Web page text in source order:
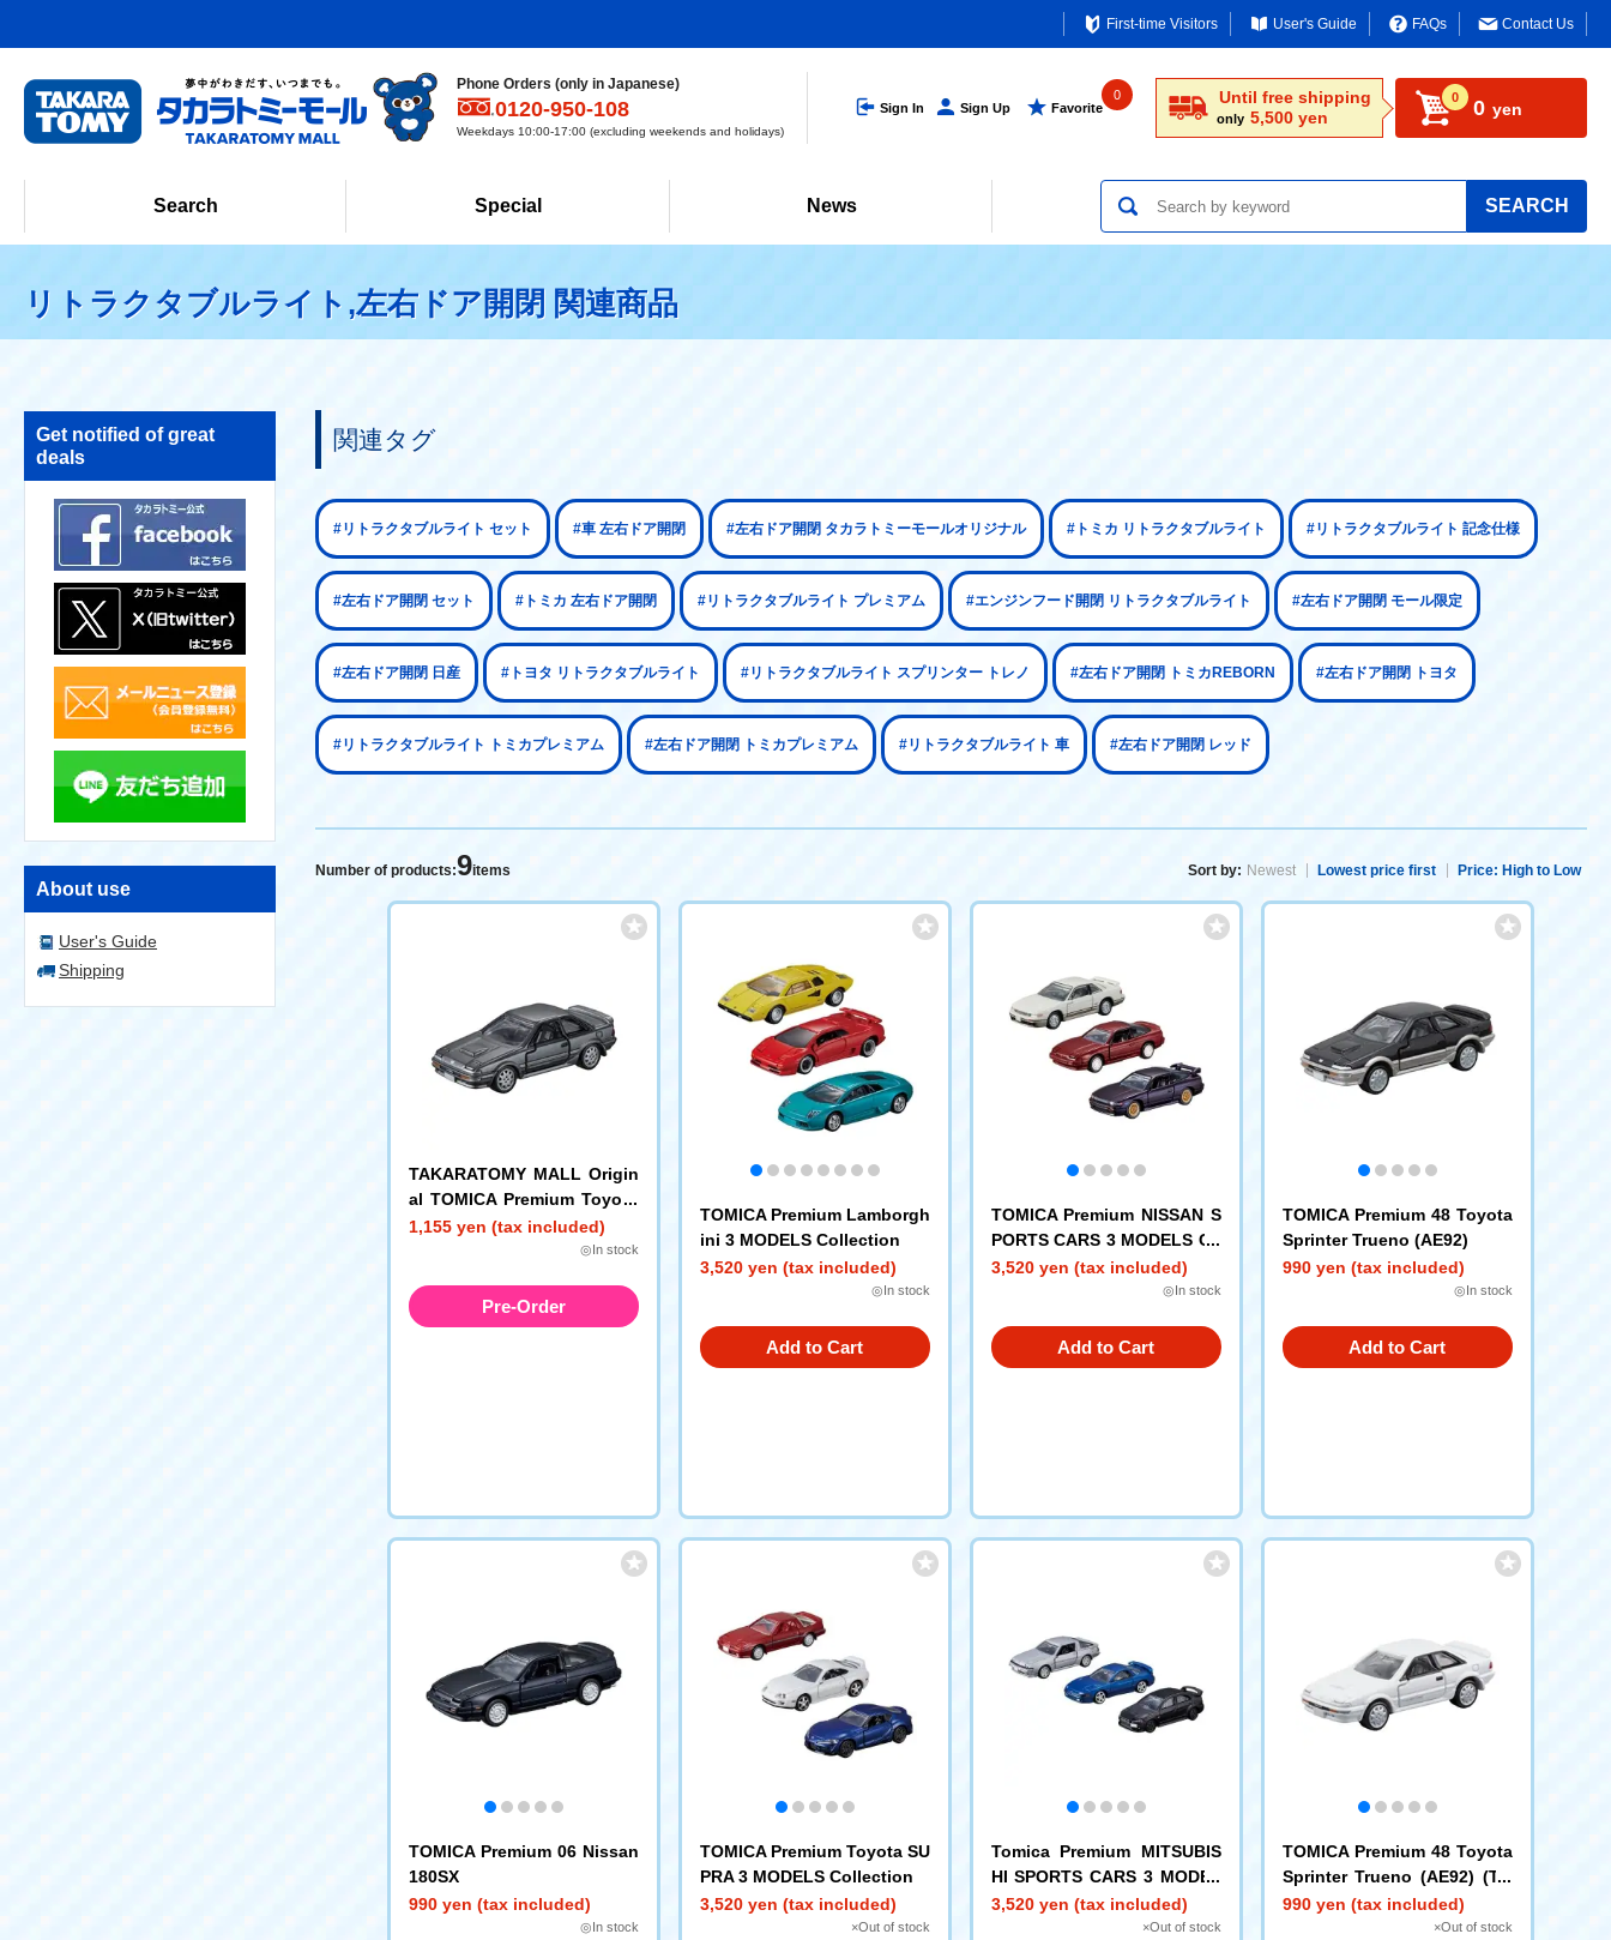
First-time Visitors User's Guide FAQs Contact Us
Phone Orders (only in Japanese)
0120-950-108
Weekdays 10:00-17:00 (excluding weekends and holidays)
Sign In Sign Up Favorite
0 Until free shipping
only 5,500 yen
0 0 yen
Search Special News SEARCH
リトラクタブルライト,左右ドア開閉 関連商品
Get notified of great
deals
About use
User's Guide
Shipping
関連タグ
#リトラクタブルライト セット #車 左右ドア開閉 #左右ドア開閉 タカラトミーモールオリジナル #トミカ リトラクタブルライト #リトラクタブルライト 記念仕様
#左右ドア開閉 セット #トミカ 左右ドア開閉 #リトラクタブルライト プレミアム #エンジンフード開閉 リトラクタブルライト #左右ドア開閉 モール限定
#左右ドア開閉 日産 #トヨタ リトラクタブルライト #リトラクタブルライト スプリンター トレノ #左右ドア開閉 トミカREBORN #左右ドア開閉 トヨタ
#リトラクタブルライト トミカプレミアム #左右ドア開閉 トミカプレミアム #リトラクタブルライト 車 #左右ドア開閉 レッド
Number of products:9items Sort by: Newest Lowest price first Price: High to Low
TAKARATOMY MALL Origin
al TOMICA Premium Toyota
Sprinter Trueno (AE92)
1,155 yen (tax included)
◎In stock
Pre-Order
TOMICA Premium Lamborgh
ini 3 MODELS Collection
3,520 yen (tax included)
◎In stock
Add to Cart
TOMICA Premium NISSAN S
PORTS CARS 3 MODELS Co
llection
3,520 yen (tax included)
◎In stock
Add to Cart
TOMICA Premium 48 Toyota
Sprinter Trueno (AE92)
990 yen (tax included)
◎In stock
Add to Cart
TOMICA Premium 06 Nissan
180SX
990 yen (tax included)
◎In stock
TOMICA Premium Toyota SU
PRA 3 MODELS Collection
3,520 yen (tax included)
×Out of stock
Tomica Premium MITSUBIS
HI SPORTS CARS 3 MODEL
S Collection
3,520 yen (tax included)
×Out of stock
TOMICA Premium 48 Toyota
Sprinter Trueno (AE92) (TO
MICA Premium Release Com
memorative Specification)
990 yen (tax included)
×Out of stock